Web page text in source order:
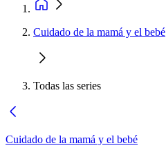
Cuidado de la mamá y el bebé
Todas las series
Cuidado de la mamá y el bebé